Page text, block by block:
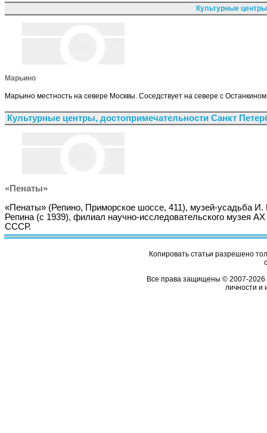
Культурные
Марьино
Марьино местность на севере Москвы. Соседствует на севере с
Культурные центры, достопримечательности Санкт
«Пенаты»
«Пенаты» (Репино, Приморское шоссе, 411), музей-усадьба И.
Репина (с 1939), филиал научно-исследовательского музея АХ
СССР.
Копировать статьи разрешено
Все права защищены © 2007-2026
личности и